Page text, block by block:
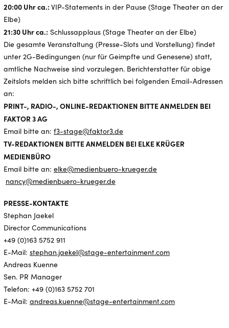
20:00 Uhr ca.: VIP-Statements in der Pause (Stage Theater an der
Elbe)
21:30 Uhr ca.: Schlussapplaus (Stage Theater an der Elbe)
Die gesamte Veranstaltung (Presse-Slots und Vorstellung) findet
unter 2G-Bedingungen (nur für Geimpfte und Genesene) statt,
amtliche Nachweise sind vorzulegen. Berichterstatter für obige
Zeitslots melden sich bitte schriftlich bei folgenden Email-Adressen
an:
PRINT-, RADIO-, ONLINE-REDAKTIONEN BITTE ANMELDEN BEI
FAKTOR 3 AG
Email bitte an: f3-stage@faktor3.de
TV-REDAKTIONEN BITTE ANMELDEN BEI ELKE KRÜGER
MEDIENBÜRO
Email bitte an: elke@medienbuero-krueger.de
nancy@medienbuero-krueger.de
PRESSE-KONTAKTE
Stephan Jaekel
Director Communications
+49 (0)163 5752 911
E-Mail: stephan.jaekel@stage-entertainment.com
Andreas Kuenne
Sen. PR Manager
Telefon: +49 (0)163 5752 701
E-Mail: andreas.kuenne@stage-entertainment.com